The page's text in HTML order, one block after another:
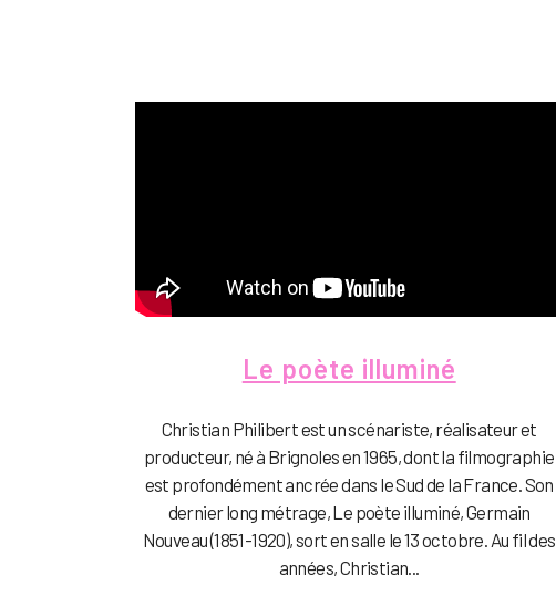
Le poète illuminé
Christian Philibert est un scénariste, réalisateur et
producteur, né à Brignoles en 1965, dont la filmographie
est profondément ancrée dans le Sud de la France. Son
dernier long métrage, Le poète illuminé, Germain
Nouveau (1851-1920), sort en salle le 13 octobre. Au fil des
années, Christian...